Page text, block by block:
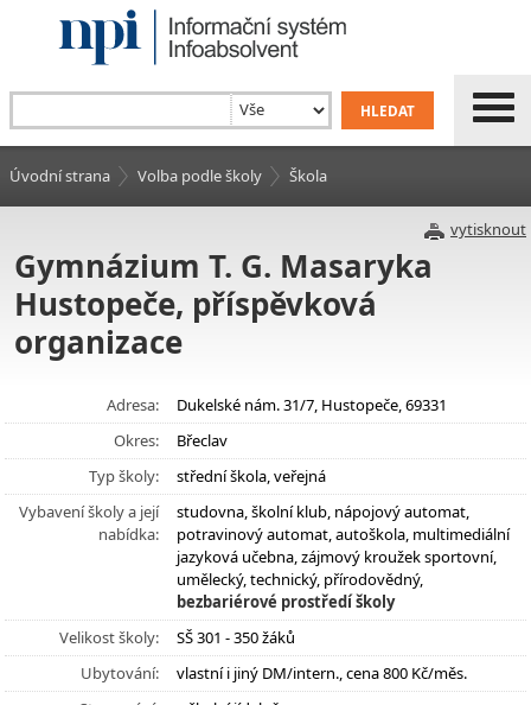
Úvodní strana Volba podle školy Škola
vytisknout
Gymnázium T. G. Masaryka
Hustopeče, příspěvková
organizace
Adresa:
Dukelské nám. 31/7, Hustopeče, 69331
Okres:
Břeclav
Typ školy:
střední škola, veřejná
Vybavení školy a její
nabídka:
studovna, školní klub, nápojový automat,
potravinový automat, autoškola, multimediální
jazyková učebna, zájmový kroužek sportovní,
umělecký, technický, přírodovědný,
bezbariérové prostředí školy
Velikost školy:
SŠ 301 - 350 žáků
Ubytování:
vlastní i jiný DM/intern., cena 800 Kč/měs.